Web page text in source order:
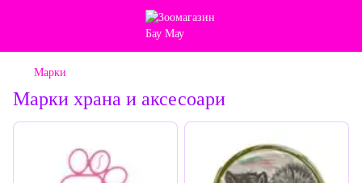
Марки
Марки храна и аксесоари